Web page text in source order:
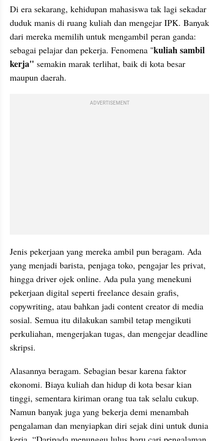
Di era sekarang, kehidupan mahasiswa tak lagi sekadar
duduk manis di ruang kuliah dan mengejar IPK. Banyak
dari mereka memilih untuk mengambil peran ganda:
sebagai pelajar dan pekerja. Fenomena "kuliah sambil
kerja" semakin marak terlihat, baik di kota besar
maupun daerah.
ADVERTISEMENT
Jenis pekerjaan yang mereka ambil pun beragam. Ada
yang menjadi barista, penjaga toko, pengajar les privat,
hingga driver ojek online. Ada pula yang menekuni
pekerjaan digital seperti freelance desain grafis,
copywriting, atau bahkan jadi content creator di media
sosial. Semua itu dilakukan sambil tetap mengikuti
perkuliahan, mengerjakan tugas, dan mengejar deadline
skripsi.
Alasannya beragam. Sebagian besar karena faktor
ekonomi. Biaya kuliah dan hidup di kota besar kian
tinggi, sementara kiriman orang tua tak selalu cukup.
Namun banyak juga yang bekerja demi menambah
pengalaman dan menyiapkan diri sejak dini untuk dunia